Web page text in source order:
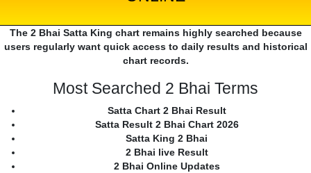
The 2 Bhai Satta King chart remains highly searched because
users regularly want quick access to daily results and historical
chart records.
Most Searched 2 Bhai Terms
Satta Chart 2 Bhai Result
Satta Result 2 Bhai Chart 2026
Satta King 2 Bhai
2 Bhai live Result
2 Bhai Online Updates